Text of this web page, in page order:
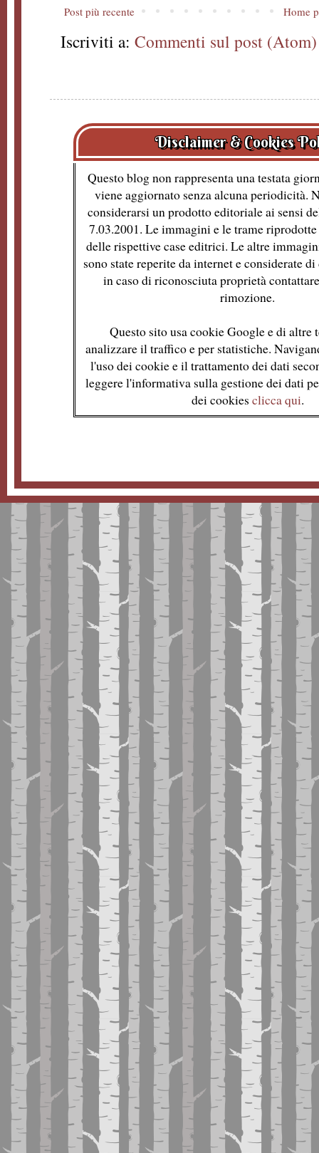
Post più recente Home
Iscriviti a: Commenti sul post (Atom)
Disclaimer & Cookies
Questo blog non rappresenta una testata
viene aggiornato senza alcuna periodicità.
considerarsi un prodotto editoriale ai sensi
7.03.2001. Le immagini e le trame
delle rispettive case editrici. Le altre
sono state reperite da internet e considerate
in caso di riconosciuta proprietà
rimozione.
Questo sito usa cookie Google e di altre
analizzare il traffico e per statistiche.
l'uso dei cookie e il trattamento dei dati
leggere l'informativa sulla gestione dei dati
dei cookies clicca qui.